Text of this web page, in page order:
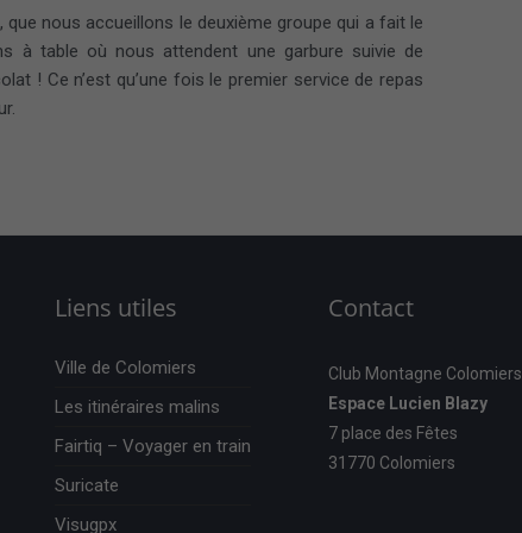
nous accueillons le deuxième groupe qui a fait le
à table où nous attendent une garbure suivie de
! Ce n’est qu’une fois le premier service de repas
Liens utiles
Ville de Colomiers
Les itinéraires malins
Fairtiq – Voyager en train
Suricate
Visugpx
Contact
Club Montagne Colomiers
Espace Lucien Blazy
7 place des Fêtes
31770 Colomiers